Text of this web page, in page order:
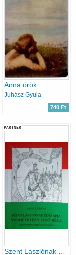
Anna örök
Juhász Gyula
740 Ft
PARTNER